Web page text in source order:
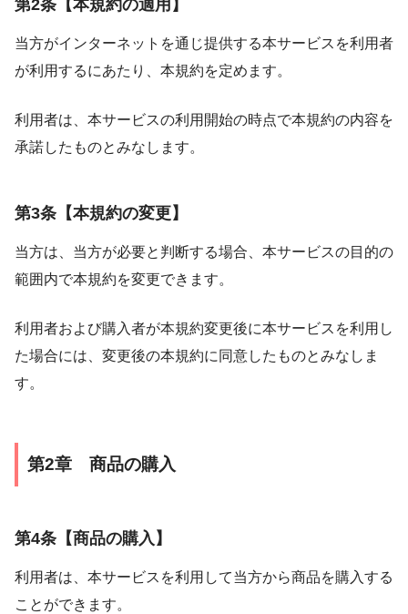
第2条【本規約の適用】
当方がインターネットを通じ提供する本サービスを利用者
が利用するにあたり、本規約を定めます。
利用者は、本サービスの利用開始の時点で本規約の内容を
承諾したものとみなします。
第3条【本規約の変更】
当方は、当方が必要と判断する場合、本サービスの目的の
範囲内で本規約を変更できます。
利用者および購入者が本規約変更後に本サービスを利用し
た場合には、変更後の本規約に同意したものとみなしま
す。
第2章 商品の購入
第4条【商品の購入】
利用者は、本サービスを利用して当方から商品を購入する
ことができます。